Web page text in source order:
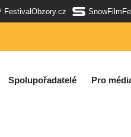
FestivalObzory.cz
Spolupořadatelé Pro